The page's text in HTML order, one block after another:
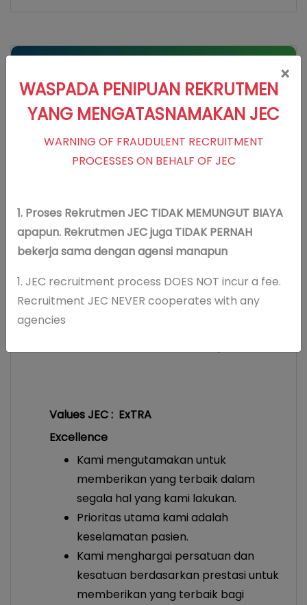
Visi JEC
Optimalisasi penglihatan dan kualitas
hidup
Memberikan pelayanan klinis
berstandar internasional
Memberikan pelayanan yang
Menerapkan teknologi mutakhir dan
terpercaya
Values JEC : ExTRA
Excellence
Kami mengutamakan untuk
memberikan yang terbaik dalam
segala hal yang kami lakukan.
Prioritas utama kami adalah
keselamatan pasien.
Kami menghargai persatuan dan
kesatuan berdasarkan prestasi untuk
memberikan yang terbaik bagi
×
WASPADA PENIPUAN REKRUTMEN
YANG MENGATASNAMAKAN JEC
WARNING OF FRAUDULENT RECRUITMENT
PROCESSES ON BEHALF OF JEC
1. Proses Rekrutmen JEC TIDAK MEMUNGUT BIAYA
apapun. Rekrutmen JEC juga TIDAK PERNAH
bekerja sama dengan agensi manapun
1. JEC recruitment process DOES NOT incur a fee.
Recruitment JEC NEVER cooperates with any
agencies